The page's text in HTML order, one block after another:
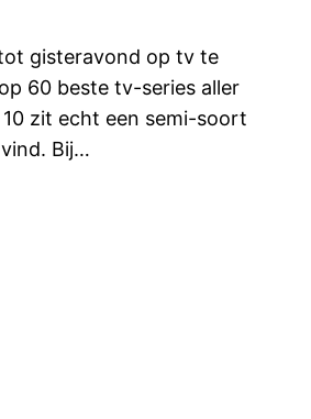
gisteravond op tv te
60 beste tv-series aller
zit echt een semi-soort
Bij…